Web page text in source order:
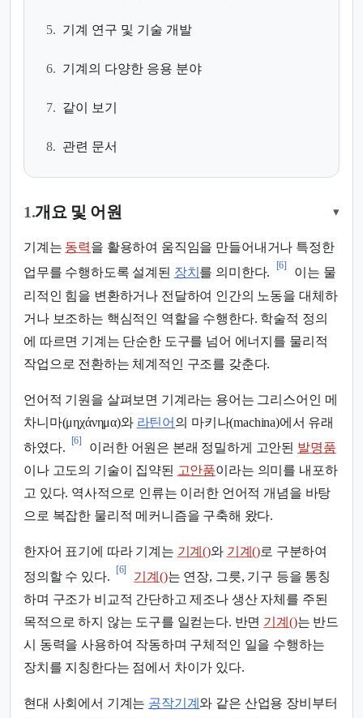
5. 기계 연구 및 기술 개발
6. 기계의 다양한 응용 분야
7. 같이 보기
8. 관련 문서
1.개요 및 어원 ▾
기계는 동력을 활용하여 움직임을 만들어내거나 특정한
업무를 수행하도록 설계된 장치 를 의미한다.
[6]
이는 물
리적인 힘을 변환하거나 전달하여 인간의 노동을 대체하
거나 보조하는 핵심적인 역할을 수행한다. 학술적 정의
에 따르면 기계는 단순한 도구를 넘어 에너지를 물리적
작업으로 전환하는 체계적인 구조를 갖춘다.
언어적 기원을 살펴보면 기계라는 용어는 그리스어인 메
차니마(μηχάνημα)와 라틴어 의 마키나(machina)에서 유래
하였다.
[6]
이러한 어원은 본래 정밀하게 고안된 발명품
이나 고도의 기술이 집약된 고안품이라는 의미를 내포하
고 있다. 역사적으로 인류는 이러한 언어적 개념을 바탕
으로 복잡한 물리적 메커니즘을 구축해 왔다.
한자어 표기에 따라 기계는 기계()와 기계()로 구분하여
정의할 수 있다.
[6]
기계()는 연장, 그릇, 기구 등을 통칭
하며 구조가 비교적 간단하고 제조나 생산 자체를 주된
목적으로 하지 않는 도구를 일컫는다. 반면 기계()는 반드
시 동력을 사용하여 작동하며 구체적인 일을 수행하는
장치를 지칭한다는 점에서 차이가 있다.
현대 사회에서 기계는 공작기계 와 같은 산업용 장비부터